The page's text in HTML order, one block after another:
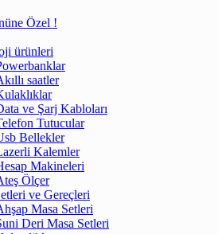
Özel !
ürünleri
saatler
ve Şarj Kabloları
Tutucular
Bellekler
Kalemler
Makineleri
Ölçer
ve Gereçleri
Masa Setleri
Deri Masa Setleri